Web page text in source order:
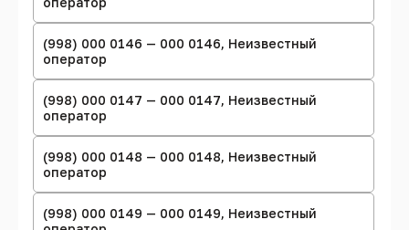
(998) 000 0146 — 000 0146, Неизвестный
оператор
(998) 000 0147 — 000 0147, Неизвестный
оператор
(998) 000 0148 — 000 0148, Неизвестный
оператор
(998) 000 0149 — 000 0149, Неизвестный